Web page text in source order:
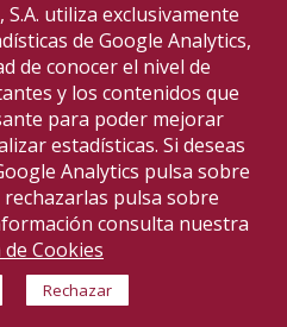
S.A. utiliza exclusivamente
de Google Analytics,
de conocer el nivel de
y los contenidos que
para poder mejorar
estadísticas. Si deseas
Analytics pulsa sobre
pulsa sobre
consulta nuestra
Cookies
Rechazar